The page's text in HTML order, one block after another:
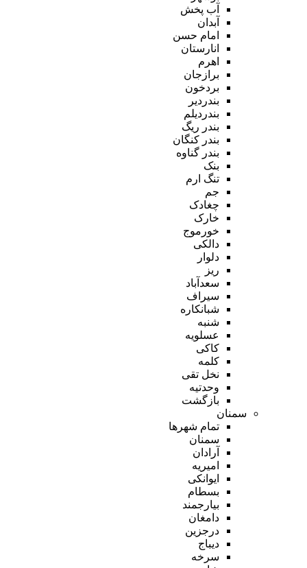
آب پخش
آبدان
امام حسن
انارستان
اهرم
برازجان
بردخون
بندردیر
بندردیلم
بندر ریگ
بندر کنگان
بندر گناوه
بنک
تنگ ارم
جم
چغادک
خارک
خورموج
دالکی
دلوار
ریز
سعدآباد
سیراف
شبانکاره
شنبه
عسلویه
کاکی
کلمه
نخل تقی
وحدتیه
بازگشت
سمنان
تمام شهر‌ها
سمنان
آرادان
امیریه
ایوانکی
بسطام
بیارجمند
دامغان
درجزین
دیباج
سرخه